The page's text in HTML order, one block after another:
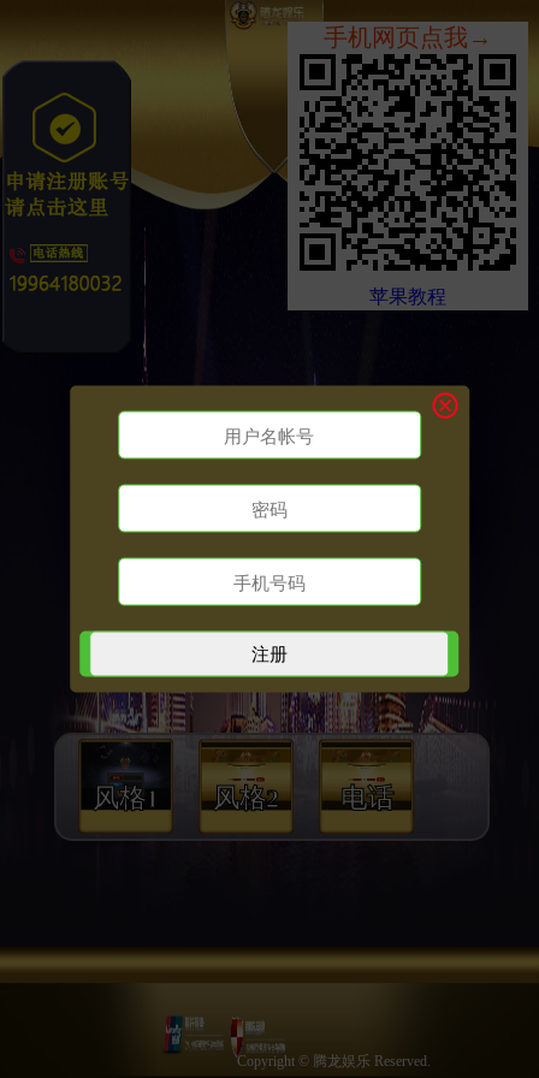
手机网页点我→
苹果教程
风格1 风格2 电话
Copyright © 腾龙娱乐 Reserved.